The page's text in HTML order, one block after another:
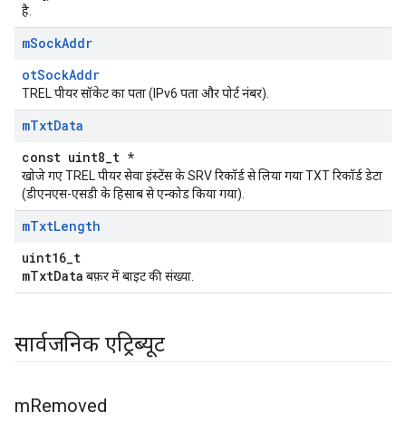
है.
mSockAddr
otSockAddr
TREL पीयर सॉकेट का पता (IPv6 पता और पोर्ट नंबर).
mTxtData
const uint8_t *
खोजे गए TREL पीयर सेवा इंस्टेंस के SRV रिकॉर्ड से लिया गया TXT रिकॉर्ड डेटा
(डीएनएस-एसडी के हिसाब से एन्कोड किया गया).
mTxtLength
uint16_t
mTxtData बफ़र में बाइट की संख्या.
सार्वजनिक एट्रिब्यूट
mRemoved